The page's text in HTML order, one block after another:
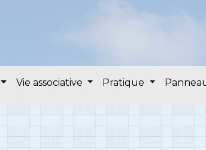
Vie associative Pratique